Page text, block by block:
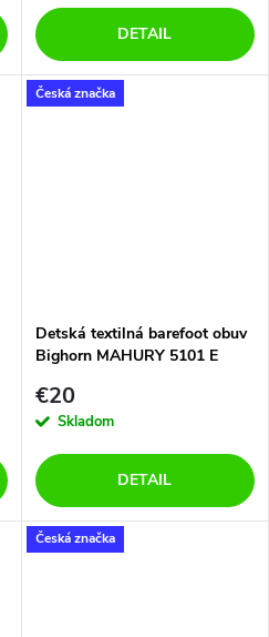
DETAIL
Česká značka
Detská textilná barefoot obuv
Bighorn MAHURY 5101 E
€20
Skladom
DETAIL
Česká značka